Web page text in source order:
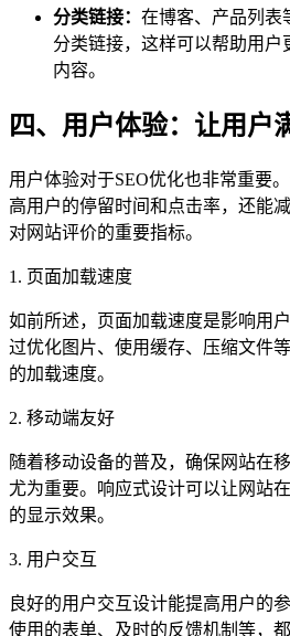
分类链接： 在博客、产品列表
分类链接，这样可以帮助用户
内容。
四、用户体验：让用户
用户体验对于SEO优化也非常重要
高用户的停留时间和点击率，还能
对网站评价的重要指标。
1. 页面加载速度
如前所述，页面加载速度是影响用
过优化图片、使用缓存、压缩文件
的加载速度。
2. 移动端友好
随着移动设备的普及，确保网站在
尤为重要。响应式设计可以让网站
的显示效果。
3. 用户交互
良好的用户交互设计能提高用户的
使用的表单、及时的反馈机制等，